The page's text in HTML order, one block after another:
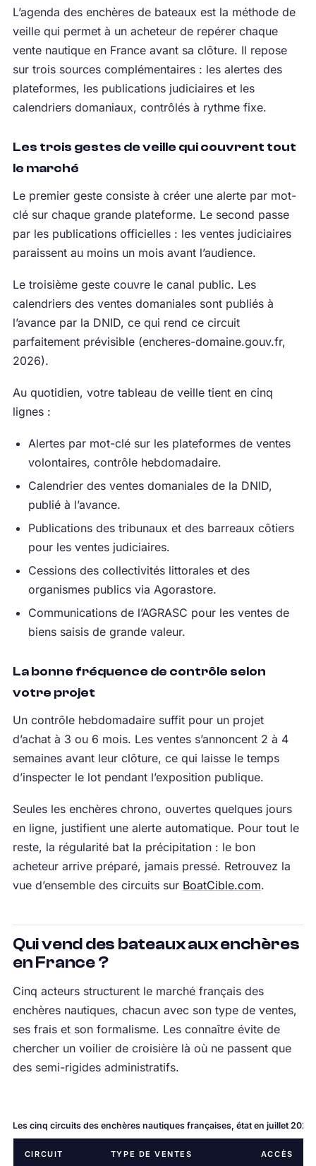
L’agenda des enchères de bateaux est la méthode de
veille qui permet à un acheteur de repérer chaque
vente nautique en France avant sa clôture. Il repose
sur trois sources complémentaires : les alertes des
plateformes, les publications judiciaires et les
calendriers domaniaux, contrôlés à rythme fixe.
Les trois gestes de veille qui couvrent tout
le marché
Le premier geste consiste à créer une alerte par mot-
clé sur chaque grande plateforme. Le second passe
par les publications officielles : les ventes judiciaires
paraissent au moins un mois avant l’audience.
Le troisième geste couvre le canal public. Les
calendriers des ventes domaniales sont publiés à
l’avance par la DNID, ce qui rend ce circuit
parfaitement prévisible (encheres-domaine.gouv.fr,
2026).
Au quotidien, votre tableau de veille tient en cinq
lignes :
Alertes par mot-clé sur les plateformes de ventes
volontaires, contrôle hebdomadaire.
Calendrier des ventes domaniales de la DNID,
publié à l’avance.
Publications des tribunaux et des barreaux côtiers
pour les ventes judiciaires.
Cessions des collectivités littorales et des
organismes publics via Agorastore.
Communications de l’AGRASC pour les ventes de
biens saisis de grande valeur.
La bonne fréquence de contrôle selon
votre projet
Un contrôle hebdomadaire suffit pour un projet
d’achat à 3 ou 6 mois. Les ventes s’annoncent 2 à 4
semaines avant leur clôture, ce qui laisse le temps
d’inspecter le lot pendant l’exposition publique.
Seules les enchères chrono, ouvertes quelques jours
en ligne, justifient une alerte automatique. Pour tout le
reste, la régularité bat la précipitation : le bon
acheteur arrive préparé, jamais pressé. Retrouvez la
vue d’ensemble des circuits sur BoatCible.com.
Qui vend des bateaux aux enchères
en France ?
Cinq acteurs structurent le marché français des
enchères nautiques, chacun avec son type de ventes,
ses frais et son formalisme. Les connaître évite de
chercher un voilier de croisière là où ne passent que
des semi-rigides administratifs.
Les cinq circuits des enchères nautiques françaises, état en juillet 2026
CIRCUIT TYPE DE VENTES ACCÈS